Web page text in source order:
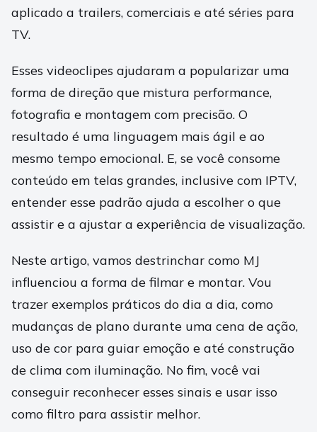
aplicado a trailers, comerciais e até séries para
TV.
Esses videoclipes ajudaram a popularizar uma
forma de direção que mistura performance,
fotografia e montagem com precisão. O
resultado é uma linguagem mais ágil e ao
mesmo tempo emocional. E, se você consome
conteúdo em telas grandes, inclusive com IPTV,
entender esse padrão ajuda a escolher o que
assistir e a ajustar a experiência de visualização.
Neste artigo, vamos destrinchar como MJ
influenciou a forma de filmar e montar. Vou
trazer exemplos práticos do dia a dia, como
mudanças de plano durante uma cena de ação,
uso de cor para guiar emoção e até construção
de clima com iluminação. No fim, você vai
conseguir reconhecer esses sinais e usar isso
como filtro para assistir melhor.